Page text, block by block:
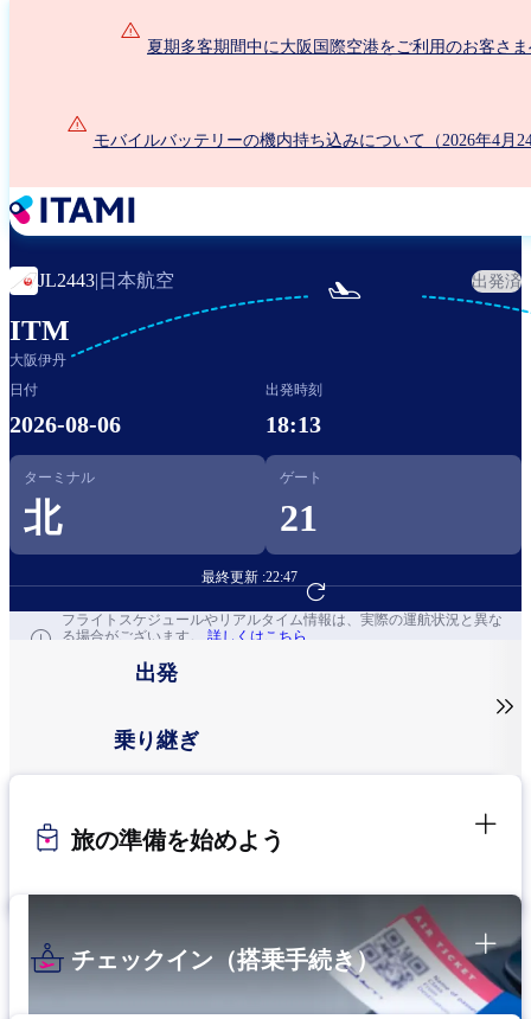
ツ
に
動
夏期多客期間中に大阪国際空港をご利用のお客さ
モバイルバッテリーの機内持ち込みについて（2026年4月
JL2443| 日本航空 出発済
ITM
大阪伊丹

日付
2026-08-06
出発時刻
18:13
ターミナル
北
ゲート
21
最終更新 :22:47
フライト予約へ
フライトスケジュールやリアルタイム情報は、実際の運航状況と異な
る場合がございます。 詳しくはこちら
出発
乗り継ぎ

旅の準備を始めよう
チェックイン（搭乗手続き）